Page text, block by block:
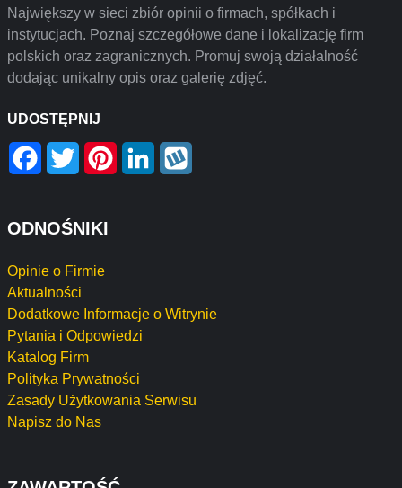
Największy w sieci zbiór opinii o firmach, spółkach i
instytucjach. Poznaj szczegółowe dane i lokalizację firm
polskich oraz zagranicznych. Promuj swoją działalność
dodając unikalny opis oraz galerię zdjęć.
UDOSTĘPNIJ
Facebook
Twitter PinterestLinkedIn
ODNOŚNIKI
Opinie o Firmie
Aktualności
Dodatkowe Informacje o Witrynie
Pytania i Odpowiedzi
Katalog Firm
Polityka Prywatności
Zasady Użytkowania Serwisu
Napisz do Nas